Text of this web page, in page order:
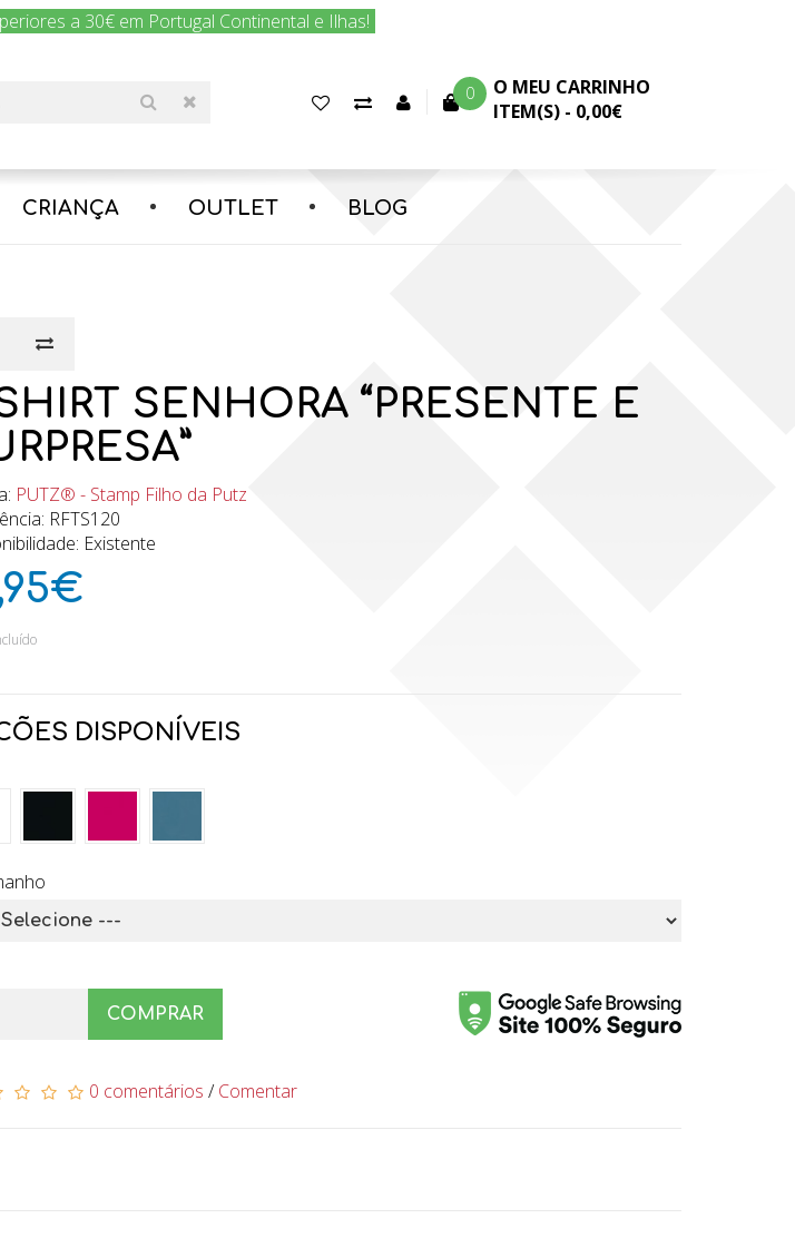
a 30€ em Portugal Continental e Ilhas!
e nós enviamos amanhã!
FavoritosComparar
Conta 0
O MEU CARRINHO
ITEM(S) - 0,00€
CRIANÇA OUTLET BLOG
SENHORA “PRESENTE E
PUTZ® - Stamp Filho da Putz
RFTS120
Existente
DISPONÍVEIS
COMPRAR
0 comentários /Comentar